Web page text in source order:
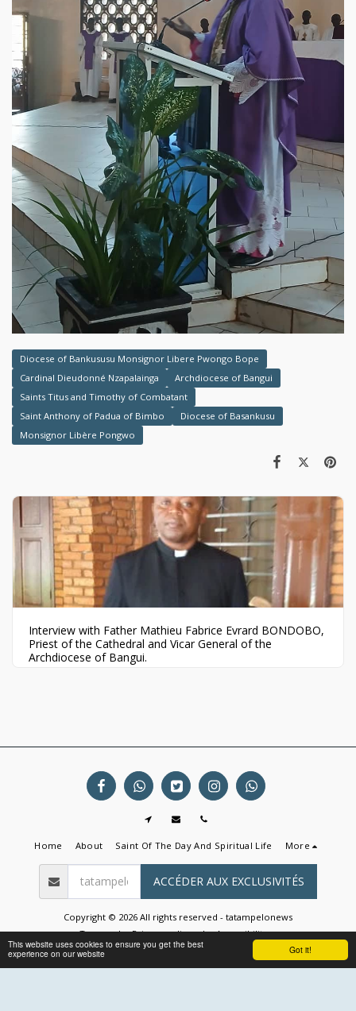
Got it!
This website uses cookies to ensure you get the best
experience on our website
Diocese of Bankususu Monsignor Libere Pwongo Bope
Cardinal Dieudonné Nzapalainga
Archdiocese of Bangui
Saints Titus and Timothy of Combatant
Saint Anthony of Padua of Bimbo
Diocese of Basankusu
Monsignor Libère Pongwo
Interview with Father Mathieu Fabrice Evrard BONDOBO,
Priest of the Cathedral and Vicar General of the
Archdiocese of Bangui.
Home About Saint Of The Day And Spiritual Life More
ACCÉDER AUX EXCLUSIVITÉS
Copyright © 2026 All rights reserved - tatampelonews
Terms|Privacy policy|Accessibility